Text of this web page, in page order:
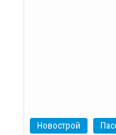
Новострой